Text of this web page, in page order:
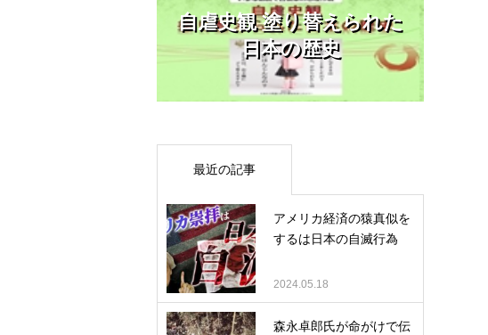
自虐史観 塗り替えられた
日本の歴史
最近の記事
アメリカ経済の猿真似を
するは日本の自滅行為
2024.05.18
森永卓郎氏が命がけで伝